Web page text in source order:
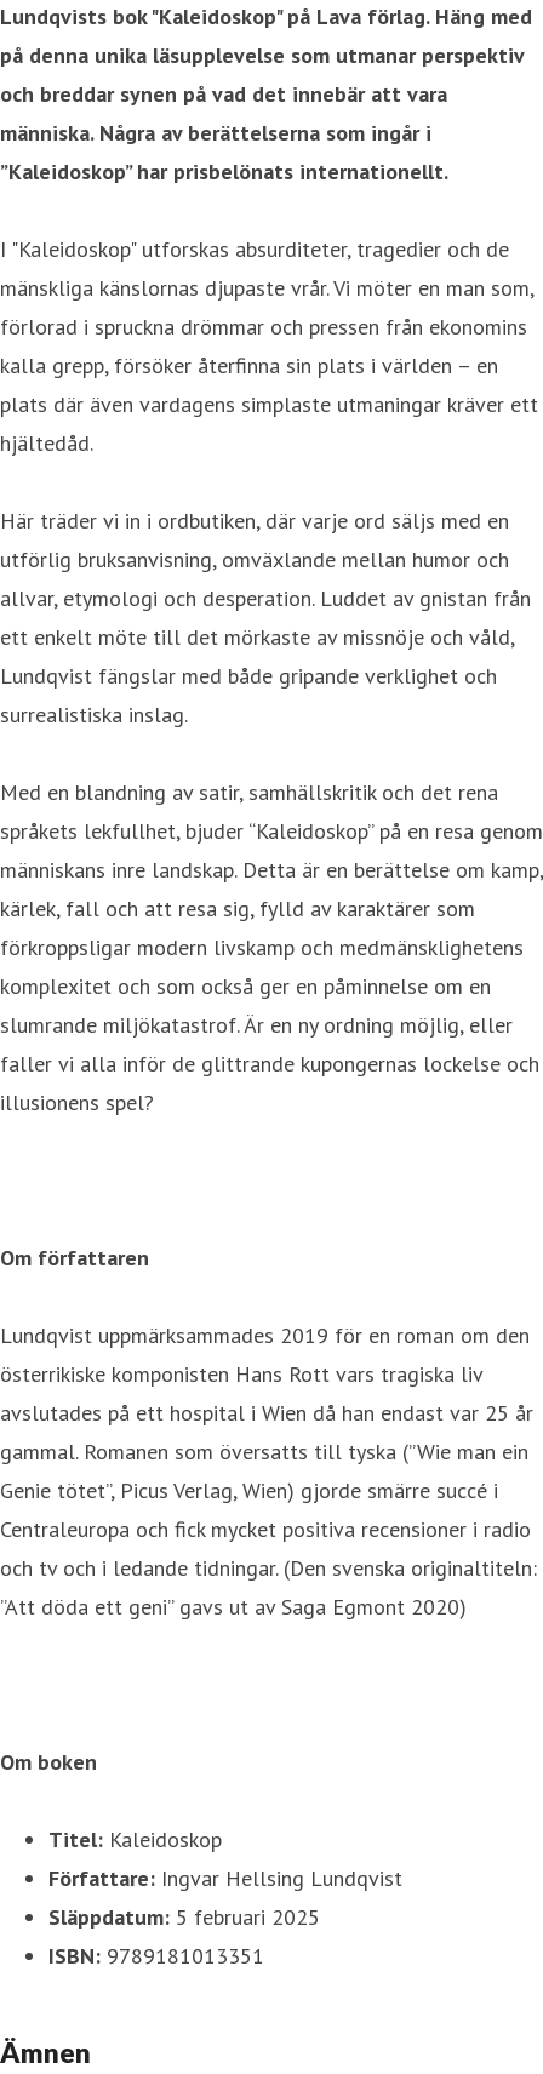
Lundqvists bok "Kaleidoskop" på Lava förlag. Häng med
på denna unika läsupplevelse som utmanar perspektiv
och breddar synen på vad det innebär att vara
människa. Några av berättelserna som ingår i
”Kaleidoskop” har prisbelönats internationellt.
I "Kaleidoskop" utforskas absurditeter, tragedier och de
mänskliga känslornas djupaste vrår. Vi möter en man som,
förlorad i spruckna drömmar och pressen från ekonomins
kalla grepp, försöker återfinna sin plats i världen – en
plats där även vardagens simplaste utmaningar kräver ett
hjältedåd.
Här träder vi in i ordbutiken, där varje ord säljs med en
utförlig bruksanvisning, omväxlande mellan humor och
allvar, etymologi och desperation. Luddet av gnistan från
ett enkelt möte till det mörkaste av missnöje och våld,
Lundqvist fängslar med både gripande verklighet och
surrealistiska inslag.
Med en blandning av satir, samhällskritik och det rena
språkets lekfullhet, bjuder “Kaleidoskop” på en resa genom
människans inre landskap. Detta är en berättelse om kamp,
kärlek, fall och att resa sig, fylld av karaktärer som
förkroppsligar modern livskamp och medmänsklighetens
komplexitet och som också ger en påminnelse om en
slumrande miljökatastrof. Är en ny ordning möjlig, eller
faller vi alla inför de glittrande kupongernas lockelse och
illusionens spel?
Om författaren
Lundqvist uppmärksammades 2019 för en roman om den
österrikiske komponisten Hans Rott vars tragiska liv
avslutades på ett hospital i Wien då han endast var 25 år
gammal. Romanen som översatts till tyska (”Wie man ein
Genie tötet”, Picus Verlag, Wien) gjorde smärre succé i
Centraleuropa och fick mycket positiva recensioner i radio
och tv och i ledande tidningar. (Den svenska originaltiteln:
”Att döda ett geni” gavs ut av Saga Egmont 2020)
Om boken
Titel: Kaleidoskop
Författare: Ingvar Hellsing Lundqvist
Släppdatum: 5 februari 2025
ISBN: 9789181013351
Ämnen